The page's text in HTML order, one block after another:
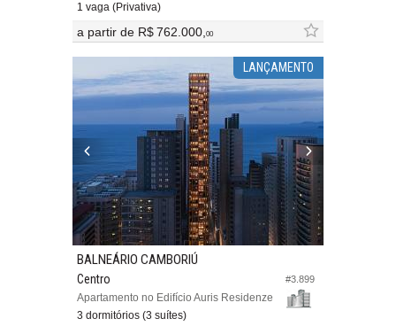
1 vaga (Privativa)
a partir de R$ 762.000,00
LANÇAMENTO
#3.899
BALNEÁRIO CAMBORIÚ
Centro
Apartamento no Edifício Auris Residenze
3 dormitórios (3 suítes)